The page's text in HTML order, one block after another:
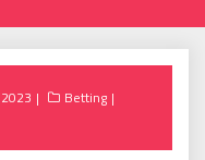
Betting